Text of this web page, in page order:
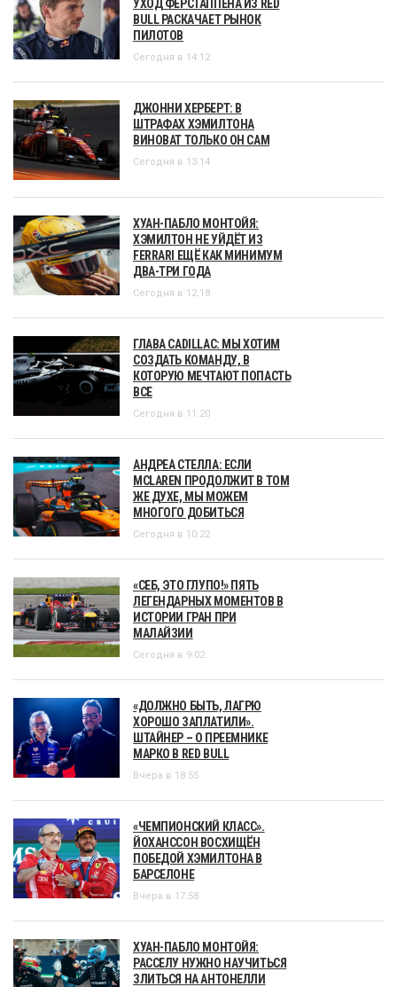
УХОД ФЕРСТАППЕНА ИЗ RED
BULL РАСКАЧАЕТ РЫНОК
ПИЛОТОВ
Сегодня в 14:12
ДЖОННИ ХЕРБЕРТ: В
ШТРАФАХ ХЭМИЛТОНА
ВИНОВАТ ТОЛЬКО ОН САМ
Сегодня в 13:14
ХУАН-ПАБЛО МОНТОЙЯ:
ХЭМИЛТОН НЕ УЙДЁТ ИЗ
FERRARI ЕЩЁ КАК МИНИМУМ
ДВА-ТРИ ГОДА
Сегодня в 12:18
ГЛАВА CADILLAC: МЫ ХОТИМ
СОЗДАТЬ КОМАНДУ, В
КОТОРУЮ МЕЧТАЮТ ПОПАСТЬ
ВСЕ
Сегодня в 11:20
АНДРЕА СТЕЛЛА: ЕСЛИ
MCLAREN ПРОДОЛЖИТ В ТОМ
ЖЕ ДУХЕ, МЫ МОЖЕМ
МНОГОГО ДОБИТЬСЯ
Сегодня в 10:22
«СЕБ, ЭТО ГЛУПО!» ПЯТЬ
ЛЕГЕНДАРНЫХ МОМЕНТОВ В
ИСТОРИИ ГРАН ПРИ
МАЛАЙЗИИ
Сегодня в 9:02
«ДОЛЖНО БЫТЬ, ЛАГРЮ
ХОРОШО ЗАПЛАТИЛИ».
ШТАЙНЕР – О ПРЕЕМНИКЕ
МАРКО В RED BULL
Вчера в 18:55
«ЧЕМПИОНСКИЙ КЛАСС».
ЙОХАНССОН ВОСХИЩЁН
ПОБЕДОЙ ХЭМИЛТОНА В
БАРСЕЛОНЕ
Вчера в 17:58
ХУАН-ПАБЛО МОНТОЙЯ:
РАССЕЛУ НУЖНО НАУЧИТЬСЯ
ЗЛИТЬСЯ НА АНТОНЕЛЛИ